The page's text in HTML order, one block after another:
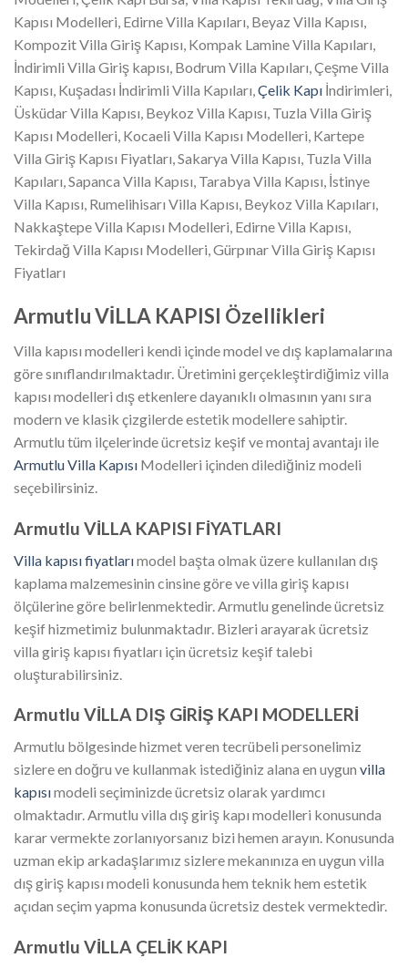
Kapısı Modelleri, Edirne Villa Kapıları, Beyaz Villa Kapısı,
Kompozit Villa Giriş Kapısı, Kompak Lamine Villa Kapıları,
İndirimli Villa Giriş kapısı, Bodrum Villa Kapıları, Çeşme Villa
Kapısı, Kuşadası İndirimli Villa Kapıları,Çelik Kapı İndirimleri,
Üsküdar Villa Kapısı, Beykoz Villa Kapısı, Tuzla Villa Giriş
Kapısı Modelleri, Kocaeli Villa Kapısı Modelleri, Kartepe
Villa Giriş Kapısı Fiyatları, Sakarya Villa Kapısı, Tuzla Villa
Kapıları, Sapanca Villa Kapısı, Tarabya Villa Kapısı, İstinye
Villa Kapısı, Rumelihisarı Villa Kapısı, Beykoz Villa Kapıları,
Nakkaştepe Villa Kapısı Modelleri, Edirne Villa Kapısı,
Tekirdağ Villa Kapısı Modelleri, Gürpınar Villa Giriş Kapısı
Fiyatları
Armutlu VİLLA KAPISI Özellikleri
Villa kapısı modelleri kendi içinde model ve dış kaplamalarına
göre sınıflandırılmaktadır. Üretimini gerçekleştirdiğimiz villa
kapısı modelleri dış etkenlere dayanıklı olmasının yanı sıra
modern ve klasik çizgilerde estetik modellere sahiptir.
Armutlu tüm ilçelerinde ücretsiz keşif ve montaj avantajı ile
Armutlu Villa Kapısı Modelleri içinden dilediğiniz modeli
seçebilirsiniz.
Armutlu VİLLA KAPISI FİYATLARI
Villa kapısı fiyatlarımodel başta olmak üzere kullanılan dış
kaplama malzemesinin cinsine göre ve villa giriş kapısı
ölçülerine göre belirlenmektedir. Armutlu genelinde ücretsiz
keşif hizmetimiz bulunmaktadır. Bizleri arayarak ücretsiz
villa giriş kapısı fiyatları için ücretsiz keşif talebi
oluşturabilirsiniz.
Armutlu VİLLA DIŞ GİRİŞ KAPI MODELLERİ
Armutlu bölgesinde hizmet veren tecrübeli personelimiz
sizlere en doğru ve kullanmak istediğiniz alana en uygun villa
kapısımodeli seçiminizde ücretsiz olarak yardımcı
olmaktadır. Armutlu villa dış giriş kapı modelleri konusunda
karar vermekte zorlanıyorsanız bizi hemen arayın. Konusunda
uzman ekip arkadaşlarımız sizlere mekanınıza en uygun villa
dış giriş kapısı modeli konusunda hem teknik hem estetik
açıdan seçim yapma konusunda ücretsiz destek vermektedir.
Armutlu VİLLA ÇELİK KAPI